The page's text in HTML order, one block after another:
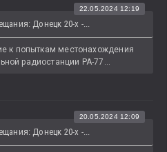
Донецк 20-х -...
22.05.2024 12:19
к попыткам местонахождения
радиостанции РА-77...
Донецк 20-х -...
20.05.2024 12:09